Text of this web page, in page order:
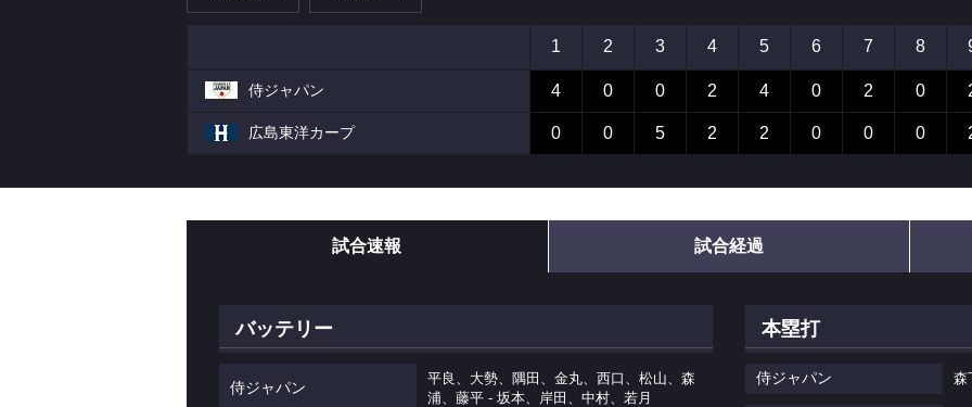
1 2 3 4 5 6 7 8
侍ジャパン 4 0 0 2 4 0 2 0
広島東洋カープ 0 0 5 2 2 0 0 0
試合速報 試合経過
バッテリー
侍ジャパン
平良、大勢、隅田、金丸、西口、松山、森
浦、藤平 - 坂本、岸田、中村、若月
本塁打
侍ジャパン 森